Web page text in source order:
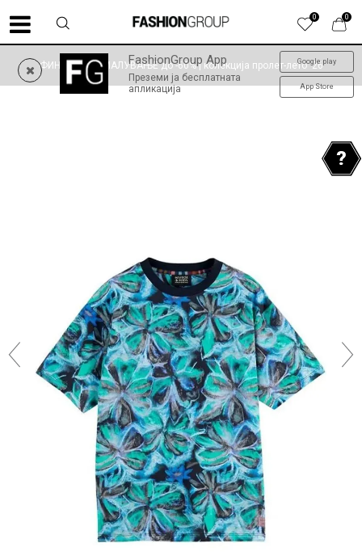
0
0
FashionGroup App
Преземи ја бесплатната
апликација
Google play
App Store
ФИНАЛНО НАМАЛУВАЊЕ до -60% | колекција пролет-лето '26